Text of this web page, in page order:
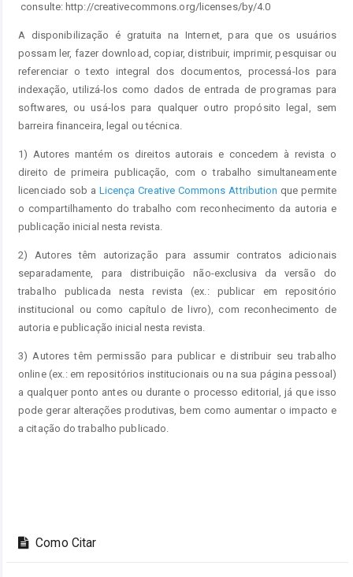
consulte: http://creativecommons.org/licenses/by/4.0
A disponibilização é gratuita na Internet, para que os usuários
possam ler, fazer download, copiar, distribuir, imprimir, pesquisar ou
referenciar o texto integral dos documentos, processá-los para
indexação, utilizá-los como dados de entrada de programas para
softwares, ou usá-los para qualquer outro propósito legal, sem
barreira financeira, legal ou técnica.
1) Autores mantém os direitos autorais e concedem à revista o
direito de primeira publicação, com o trabalho simultaneamente
licenciado sob a Licença Creative Commons Attribution que permite
o compartilhamento do trabalho com reconhecimento da autoria e
publicação inicial nesta revista.
2) Autores têm autorização para assumir contratos adicionais
separadamente, para distribuição não-exclusiva da versão do
trabalho publicada nesta revista (ex.: publicar em repositório
institucional ou como capítulo de livro), com reconhecimento de
autoria e publicação inicial nesta revista.
3) Autores têm permissão para publicar e distribuir seu trabalho
online (ex.: em repositórios institucionais ou na sua página pessoal)
a qualquer ponto antes ou durante o processo editorial, já que isso
pode gerar alterações produtivas, bem como aumentar o impacto e
a citação do trabalho publicado.
Como Citar